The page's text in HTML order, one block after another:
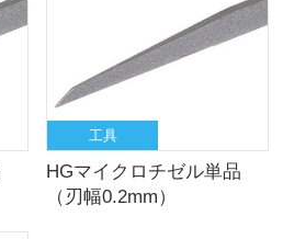
工具
HGマイクロチゼル単品
（刃幅0.2mm）